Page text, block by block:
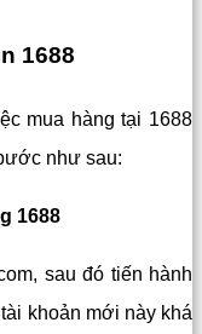
1688
mua hàng tại 1688
như sau:
1688
sau đó tiến hành
khoản mới này khá